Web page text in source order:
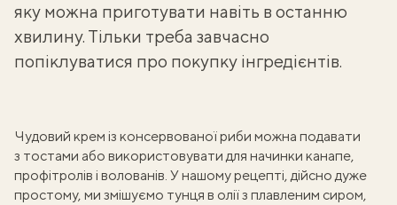
яку можна приготувати навіть в останню
хвилину. Тільки треба завчасно
попіклуватися про покупку інгредієнтів.
Чудовий крем із консервованої риби можна подавати
з тостами або використовувати для начинки канапе,
профітролів і волованів. У нашому рецепті, дійсно дуже
простому, ми змішуємо тунця в олії з плавленим сиром,